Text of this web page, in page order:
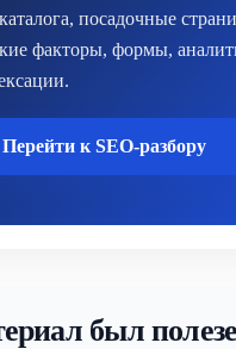
посадочные
факторы, формы,
Перейти к SEO-разбору
был